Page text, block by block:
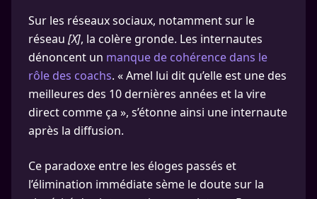
Sur les réseaux sociaux, notamment sur le
réseau [X], la colère gronde. Les internautes
dénoncent un manque de cohérence dans le
rôle des coachs. « Amel lui dit qu’elle est une des
meilleures des 10 dernières années et la vire
direct comme ça », s’étonne ainsi une internaute
après la diffusion.
Ce paradoxe entre les éloges passés et
l’élimination immédiate sème le doute sur la